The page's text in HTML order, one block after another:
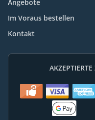
Angebote
Im Voraus bestellen
Kontakt